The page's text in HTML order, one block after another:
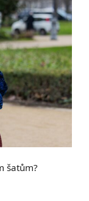
šatům?